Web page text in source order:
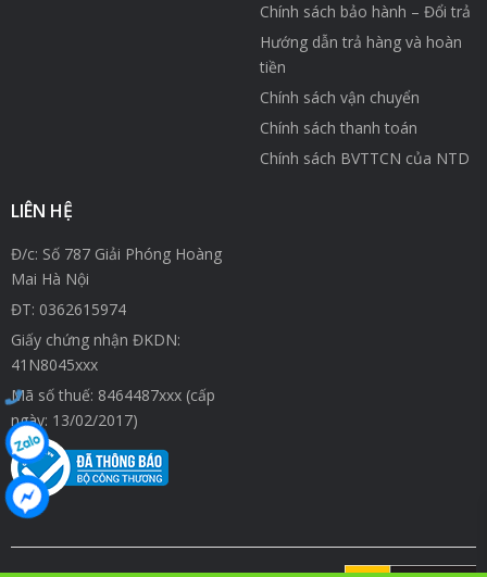
Chính sách bảo hành – Đổi trả
Hướng dẫn trả hàng và hoàn
tiền
Chính sách vận chuyển
Chính sách thanh toán
Chính sách BVTTCN của NTD
LIÊN HỆ
Đ/c: Số 787 Giải Phóng Hoàng
Mai Hà Nội
ĐT: 0362615974
Giấy chứng nhận ĐKDN:
41N8045xxx
Mã số thuế: 8464487xxx (cấp
ngày: 13/02/2017)